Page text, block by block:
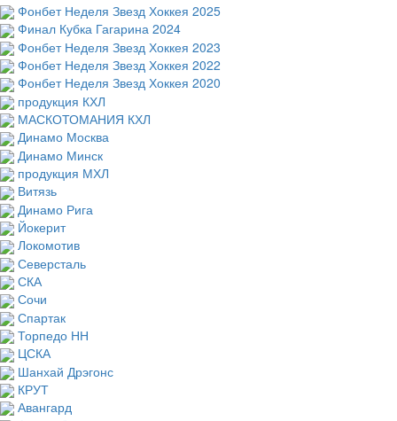
Фонбет Неделя Звезд Хоккея 2025
Финал Кубка Гагарина 2024
Фонбет Неделя Звезд Хоккея 2023
Фонбет Неделя Звезд Хоккея 2022
Фонбет Неделя Звезд Хоккея 2020
продукция КХЛ
МАСКОТОМАНИЯ КХЛ
Динамо Москва
Динамо Минск
продукция МХЛ
Витязь
Динамо Рига
Йокерит
Локомотив
Северсталь
СКА
Сочи
Спартак
Торпедо НН
ЦСКА
Шанхай Дрэгонс
КРУТ
Авангард